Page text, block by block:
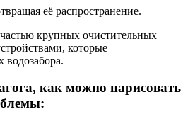
её распространение.
крупных очистительных
которые
водозабора.
как можно нарисовать